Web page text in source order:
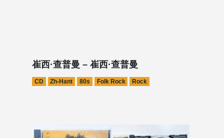
崔西·查普曼 – 崔西·查普曼
CD Zh-Hant 80s Folk Rock Rock